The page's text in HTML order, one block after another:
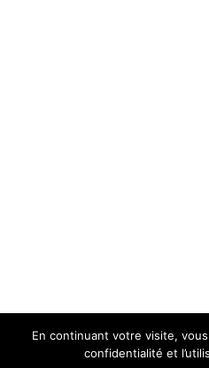
En continuant votre visite,
confidentialité et